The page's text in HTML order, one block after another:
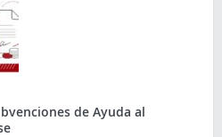
de Ayuda al